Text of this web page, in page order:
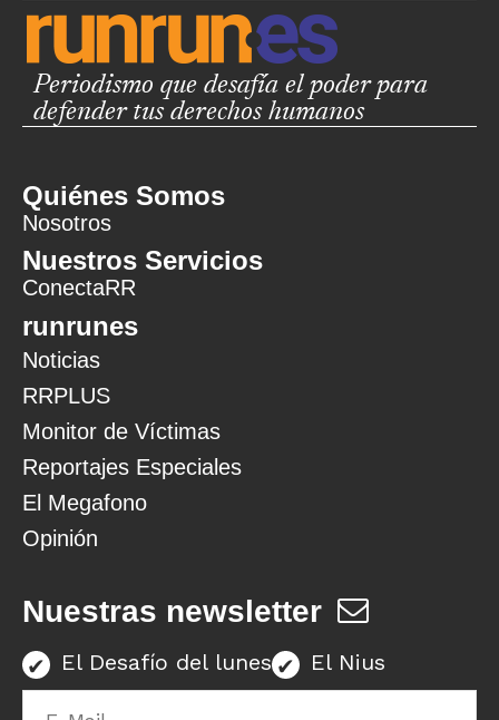
Periodismo que desafía el poder para
defender tus derechos humanos
Quiénes Somos
Nosotros
Nuestros Servicios
ConectaRR
runrunes
Noticias
RRPLUS
Monitor de Víctimas
Reportajes Especiales
El Megafono
Opinión
Nuestras newsletter
El Desafío del lunes El Nius